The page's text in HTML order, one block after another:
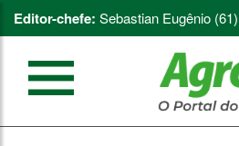
Editor-chefe: Sebastian Eugênio